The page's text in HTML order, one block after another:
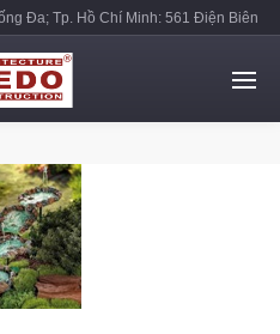
Đa; Tp. Hồ Chí Minh: 561 Điện Biên